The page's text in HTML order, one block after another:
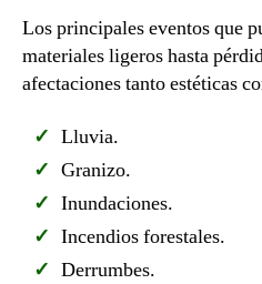
Los principales eventos que
materiales ligeros hasta
afectaciones tanto estéticas
Lluvia.
Granizo.
Inundaciones.
Incendios forestales.
Derrumbes.